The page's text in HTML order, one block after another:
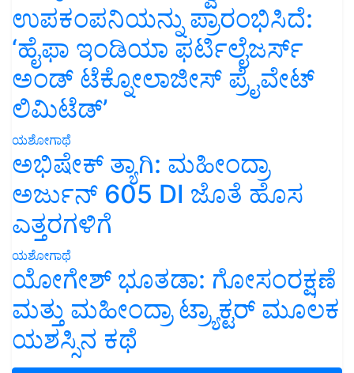
ಉಪಕಂಪನಿಯನ್ನು ಪ್ರಾರಂಭಿಸಿದೆ:
‘ಹೈಫಾ ಇಂಡಿಯಾ ಫರ್ಟಿಲೈಜರ್ಸ್
ಅಂಡ್ ಟೆಕ್ನೋಲಾಜೀಸ್ ಪ್ರೈವೇಟ್
ಲಿಮಿಟೆಡ್’
ಯಶೋಗಾಥೆ
ಅಭಿಷೇಕ್ ತ್ಯಾಗಿ: ಮಹೀಂದ್ರಾ
ಅರ್ಜುನ್ 605 DI ಜೊತೆ ಹೊಸ
ಎತ್ತರಗಳಿಗೆ
ಯಶೋಗಾಥೆ
ಯೋಗೇಶ್ ಭೂತಡಾ: ಗೋಸಂರಕ್ಷಣೆ
ಮತ್ತು ಮಹೀಂದ್ರಾ ಟ್ರ್ಯಾಕ್ಟರ್ ಮೂಲಕ
ಯಶಸ್ಸಿನ ಕಥೆ